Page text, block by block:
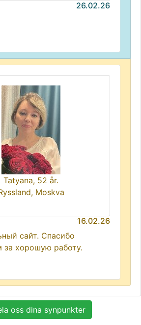
26.02.26
Tatyana, 52 år.
Moskva
16.02.26
сайт. Спасибо
за хорошую работу.
oss dina synpunkter